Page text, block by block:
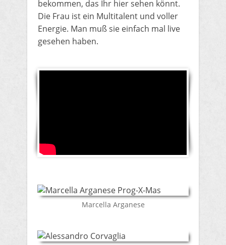
bekommen, das Ihr hier sehen könnt.
Die Frau ist ein Multitalent und voller
Energie. Man muß sie einfach mal live
gesehen haben.
​Marcella Arganese